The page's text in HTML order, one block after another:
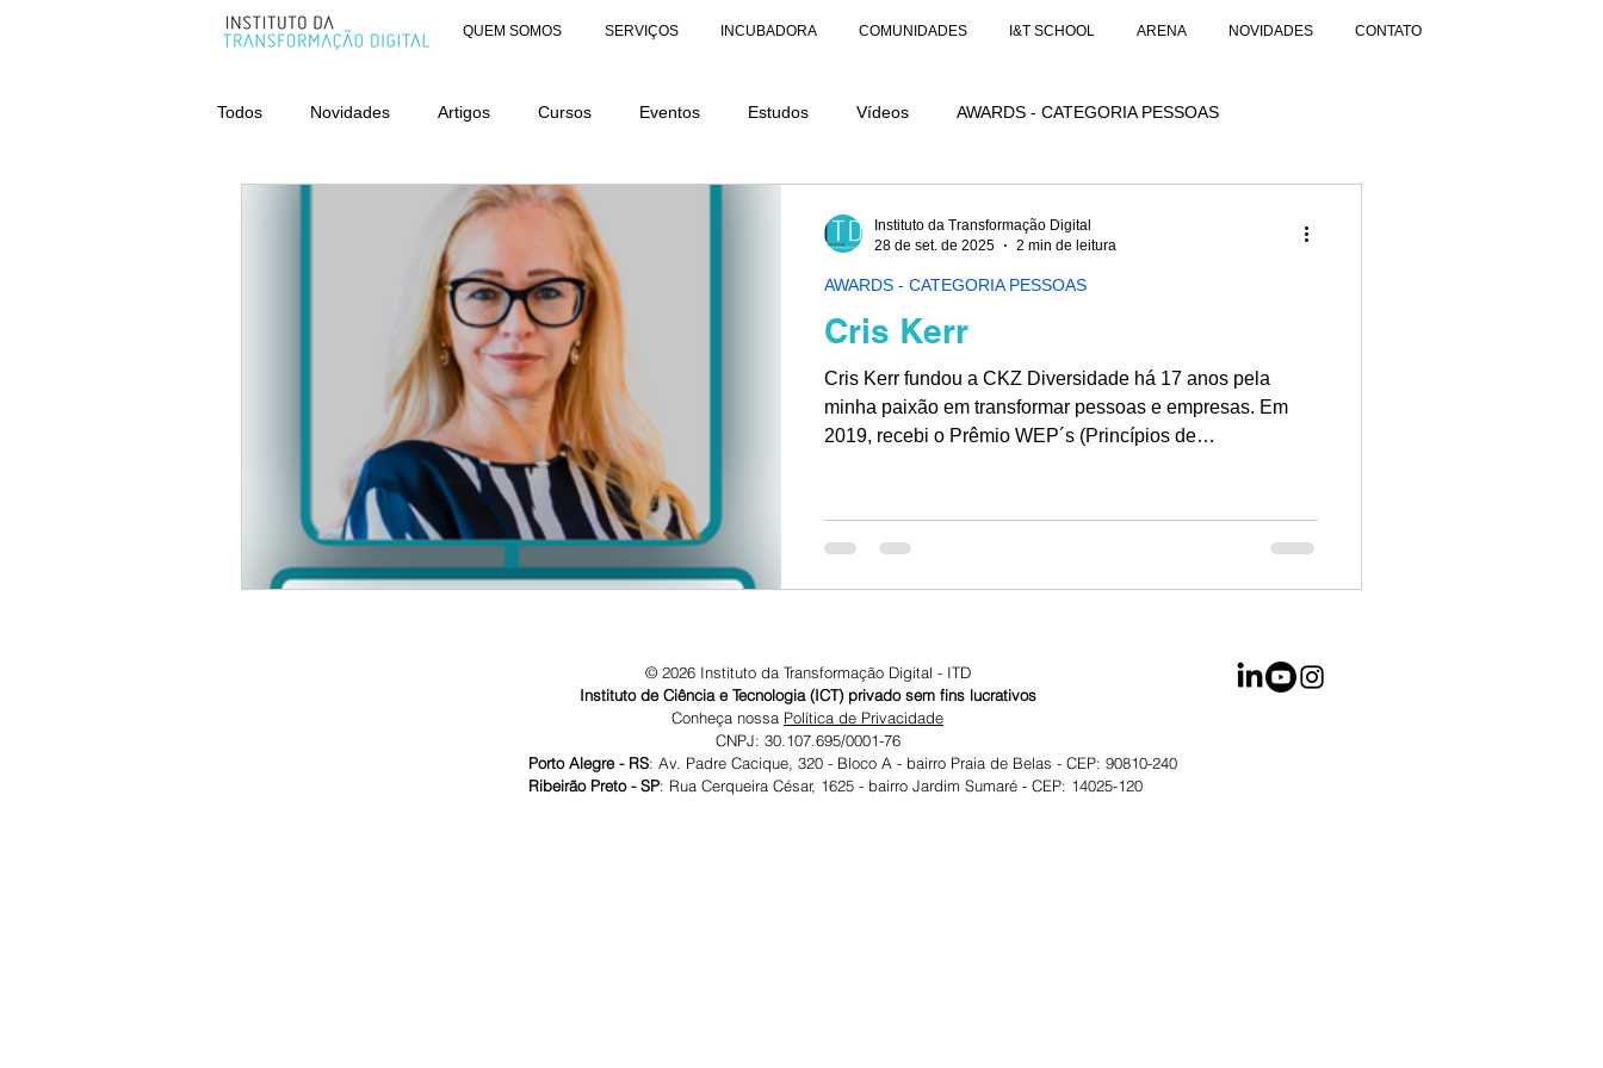
QUEM SOMOS SERVIÇOS INCUBADORA COMUNIDADES I&T SCHOOL ARENA NOVIDADES CONTATO
Todos Novidades Artigos Cursos Eventos Estudos Vídeos AWARDS - CATEGORIA PESSOAS
AWARDS - CATEGORIA ORGANIZAÇÕES
Cris Kerr
Cris Kerr fundou a CKZ Diversidade há 17 anos pela
minha paixão em transformar pessoas e empresas. Em
2019, recebi o Prêmio WEP´s (Princípios de
gênero.
AWARDS - CATEGORIA PESSOAS
Instituto da Transformação Digital
28 de set. de 2025
2 min de leitura
© 2026 Instituto da Transformação Digital - ITD
Instituto de Ciência e Tecnologia (ICT) privado sem fins lucrativos
Conheça nossa Política de Privacidade
CNPJ: 30.107.695/0001-76
Porto Alegre - RS: Av. Padre Cacique, 320 - Bloco A - bairro Praia de Belas - CEP: 90810-240
Ribeirão Preto - SP: Rua Cerqueira César, 1625 - bairro Jardim Sumaré - CEP: 14025-120